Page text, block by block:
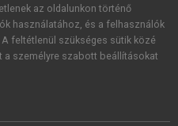
, valamint a szotar.netés a
foglaltakat
az oldalunkon történő
használatához, és a felhasználók
feltétlenül szükséges sütik közé
személyre szabott beállításokat